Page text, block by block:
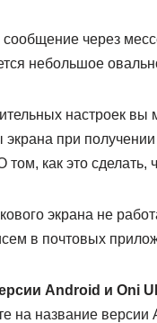
сообщение через
небольшое
настроек вы
при
том, как это сделать,
экрана не
в почтовых
Android и Oni UI
на название